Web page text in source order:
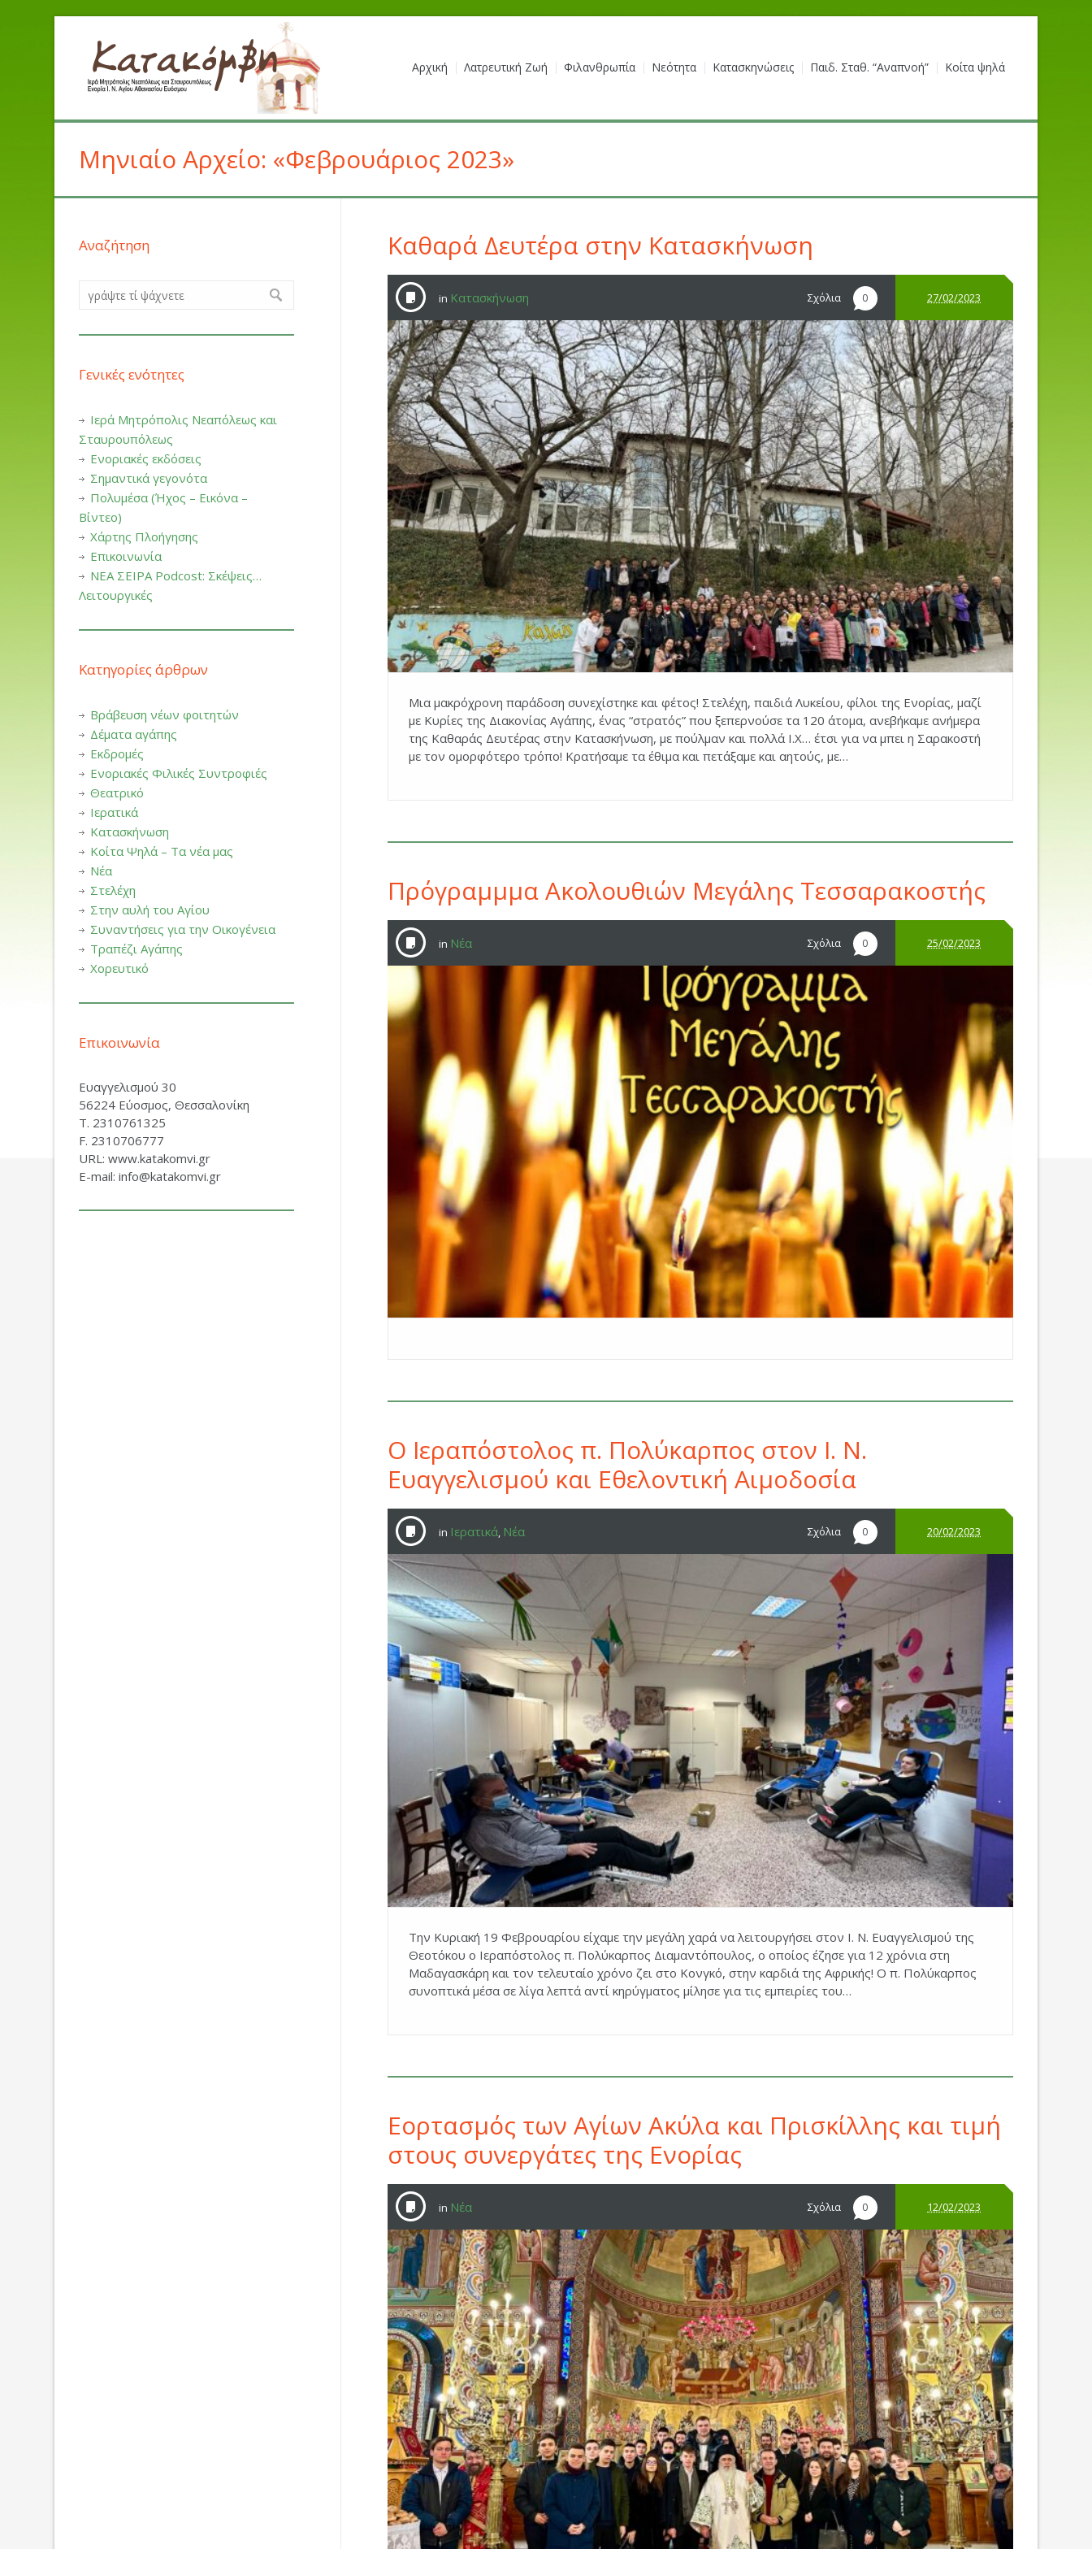
Αρχική Λατρευτική Ζωή Φιλανθρωπία Νεότητα Κατασκηνώσεις Παιδ. Σταθ. “Αναπνοή” Κοίτα ψηλά
Μηνιαίο Αρχείο: «Φεβρουάριος 2023»
Καθαρά Δευτέρα στην Κατασκήνωση
Σχόλια 0
in Κατασκήνωση 27/02/2023
Μια μακρόχρονη παράδοση συνεχίστηκε και φέτος! Στελέχη, παιδιά Λυκείου, φίλοι της Ενορίας, μαζί
με Κυρίες της Διακονίας Αγάπης, ένας “στρατός” που ξεπερνούσε τα 120 άτομα, ανεβήκαμε ανήμερα
της Καθαράς Δευτέρας στην Κατασκήνωση, με πούλμαν και πολλά Ι.Χ… έτσι για να μπει η Σαρακοστή
με τον ομορφότερο τρόπο! Κρατήσαμε τα έθιμα και πετάξαμε και αητούς, με…
Πρόγραμμμα Ακολουθιών Μεγάλης Τεσσαρακοστής
Σχόλια 0
in Νέα 25/02/2023
Ο Ιεραπόστολος π. Πολύκαρπος στον Ι. Ν.
Ευαγγελισμού και Εθελοντική Αιμοδοσία
Σχόλια 0
in Ιερατικά, Νέα 20/02/2023
Την Κυριακή 19 Φεβρουαρίου είχαμε την μεγάλη χαρά να λειτουργήσει στον Ι. Ν. Ευαγγελισμού της
Θεοτόκου ο Ιεραπόστολος π. Πολύκαρπος Διαμαντόπουλος, ο οποίος έζησε για 12 χρόνια στη
Μαδαγασκάρη και τον τελευταίο χρόνο ζει στο Κονγκό, στην καρδιά της Αφρικής! Ο π. Πολύκαρπος
συνοπτικά μέσα σε λίγα λεπτά αντί κηρύγματος μίλησε για τις εμπειρίες του…
Εορτασμός των Αγίων Ακύλα και Πρισκίλλης και τιμή
στους συνεργάτες της Ενορίας
Σχόλια 0
in Νέα 12/02/2023
Αναζήτηση
Γενικές ενότητες
Ιερά Μητρόπολις Νεαπόλεως και
Σταυρουπόλεως
Ενοριακές εκδόσεις
Σημαντικά γεγονότα
Πολυμέσα (Ήχος – Εικόνα –
Βίντεο)
Χάρτης Πλοήγησης
Επικοινωνία
ΝΕΑ ΣΕΙΡΑ Podcost: Σκέψεις…
Λειτουργικές
Κατηγορίες άρθρων
Βράβευση νέων φοιτητών
Δέματα αγάπης
Εκδρομές
Ενοριακές Φιλικές Συντροφιές
Θεατρικό
Ιερατικά
Κατασκήνωση
Κοίτα Ψηλά – Τα νέα μας
Νέα
Στελέχη
Στην αυλή του Αγίου
Συναντήσεις για την Οικογένεια
Τραπέζι Αγάπης
Χορευτικό
Επικοινωνία
Ευαγγελισμού 30
56224 Εύοσμος, Θεσσαλονίκη
Τ. 2310761325
F. 2310706777
URL: www.katakomvi.gr
E-mail: info@katakomvi.gr